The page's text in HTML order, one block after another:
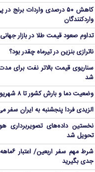
کاهش ۵۰ درصدی واردات برنج
واردکنندگان
تداوم صعود قیمت طلا در بازار جهانی
ناترازی بنزین در تیرماه چقدر بود؟
سناریوی قیمت بالاتر نفت برای
شد
وضعیت دما و بارش کشور تا ۸ شهریور
الزیدی فردا پنجشنبه به ایران سفر
نخستین داده‌های تصویربرداری
تحویل شد
شرط مهم
جدی بگیرید